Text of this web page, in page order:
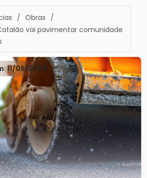
/ Obras /
vai pavimentar comunidade
11/06/2024